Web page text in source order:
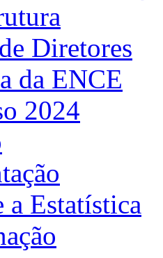
Diretores
da ENCE
2024
a Estatística